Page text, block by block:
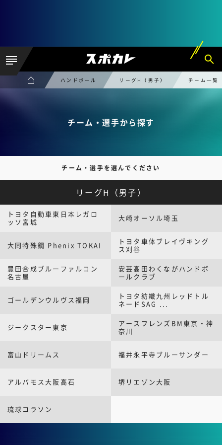
ハンドボール リーグH（男子） チーム一覧
チーム・選手から探す
チーム・選手を選んでください
リーグH（男子）
トヨタ自動車東日本レガロ
ッソ宮城
大崎オーソル埼玉
大同特殊鋼 Phenix TOKAI
トヨタ車体ブレイヴキング
ス刈谷
豊田合成ブルーファルコン
名古屋
安芸高田わくながハンドボ
ールクラブ
ゴールデンウルヴス福岡
トヨタ紡織九州レッドトル
ネードSAG ...
ジークスター東京
アースフレンズBM東京・神
奈川
富山ドリームス 福井永平寺ブルーサンダー
アルバモス大阪高石 堺リエゾン大阪
琉球コラソン